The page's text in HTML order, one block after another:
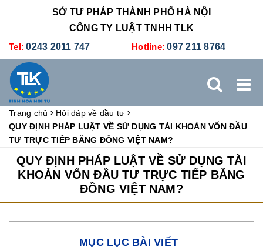
SỞ TƯ PHÁP THÀNH PHỐ HÀ NỘI
CÔNG TY LUẬT TNHH TLK
Tel: 0243 2011 747 Hotline: 097 211 8764
GIỚI THIỆU DỊCH VỤ PHÁP LÝ
DỊCH VỤ KẾ TOÁN - THUẾ XÚC TIẾN THƯƠNG MẠI
ĐÀO TẠO TUYỂN DỤNG LIÊN HỆ
Trang chủ
Hỏi đáp về đầu tư
QUY ĐỊNH PHÁP LUẬT VỀ SỬ DỤNG TÀI KHOẢN VỐN ĐẦU
TƯ TRỰC TIẾP BẰNG ĐỒNG VIỆT NAM?
QUY ĐỊNH PHÁP LUẬT VỀ SỬ DỤNG TÀI
KHOẢN VỐN ĐẦU TƯ TRỰC TIẾP BẰNG
ĐỒNG VIỆT NAM?
MỤC LỤC BÀI VIẾT